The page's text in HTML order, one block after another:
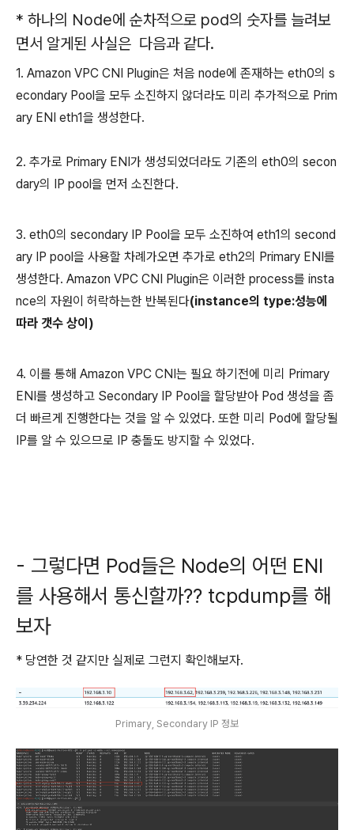
* 하나의 Node에 순차적으로 pod의 숫자를 늘려보
면서 알게된 사실은 다음과 같다.
1. Amazon VPC CNI Plugin은 처음 node에 존재하는 eth0의 s
econdary Pool을 모두 소진하지 않더라도 미리 추가적으로 Prim
ary ENI eth1을 생성한다.
2. 추가로 Primary ENI가 생성되었더라도 기존의 eth0의 secon
dary의 IP pool을 먼저 소진한다.
3. eth0의 secondary IP Pool을 모두 소진하여 eth1의 second
ary IP pool을 사용할 차례가오면 추가로 eth2의 Primary ENI를
생성한다. Amazon VPC CNI Plugin은 이러한 process를 insta
nce의 자원이 허락하는한 반복된다(instance의 type:성능에
따라 갯수 상이)
4. 이를 통해 Amazon VPC CNI는 필요 하기전에 미리 Primary
ENI를 생성하고 Secondary IP Pool을 할당받아 Pod 생성을 좀
더 빠르게 진행한다는 것을 알 수 있었다. 또한 미리 Pod에 할당될
IP를 알 수 있으므로 IP 충돌도 방지할 수 있었다.
- 그렇다면 Pod들은 Node의 어떤 ENI
를 사용해서 통신할까?? tcpdump를 해
보자
* 당연한 것 같지만 실제로 그런지 확인해보자.
Primary, Secondary IP 정보